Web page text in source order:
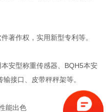
著作权，实用新型专利等。
安型称重传感器、BQH5本安
接口、皮带秤秤架等。
能出色